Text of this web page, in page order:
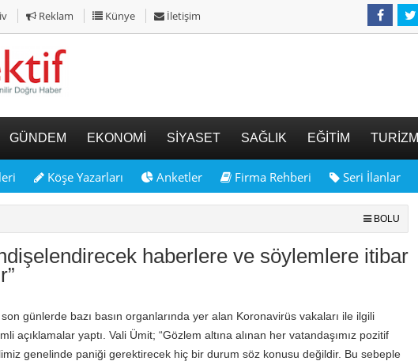
Reklam Künye İletişim
GÜNDEM EKONOMİ SİYASET SAĞLIK EĞİTİM TURİZM
Köşe Yazarları Anketler Firma Rehberi Seri İlanlar
BOLU
haberlere ve söylemlere itibar
günlerde bazı basın organlarında yer alan Koronavirüs vakaları ile ilgili
açıklamalar yaptı. Vali Ümit; “Gözlem altına alınan her vatandaşımız pozitif
genelinde paniği gerektirecek hiç bir durum söz konusu değildir. Bu sebeple